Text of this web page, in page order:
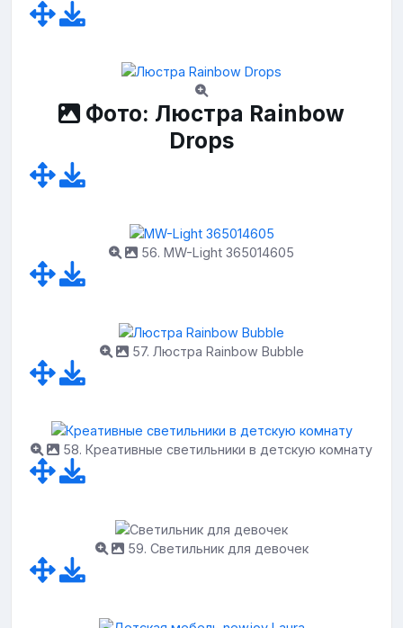
Фото: Люстра Rainbow
Drops
56. MW-Light 365014605
57. Люстра Rainbow Bubble
58. Креативные светильники в детскую комнату
59. Светильник для девочек